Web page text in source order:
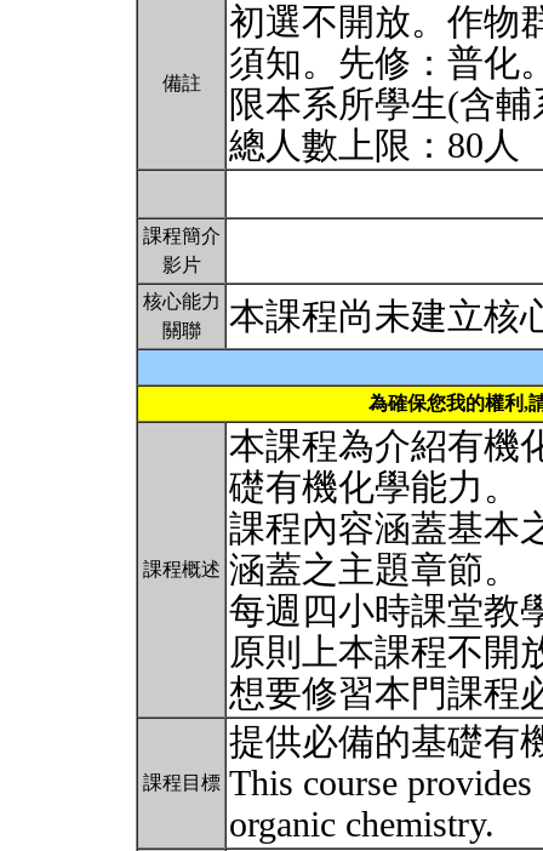
備註
初選不開放。作物
須知。先修：普化
限本系所學生(含
總人數上限：80人
課程簡介
影片
核心能力
關聯
本課程尚未建立核
為確保您我的權利,
課程概述
本課程為介紹有機
礎有機化學能力。
課程內容涵蓋基本
涵蓋之主題章節。
每週四小時課堂教
原則上本課程不開
想要修習本門課程
課程目標
提供必備的基礎有
This course
organic chemistry.